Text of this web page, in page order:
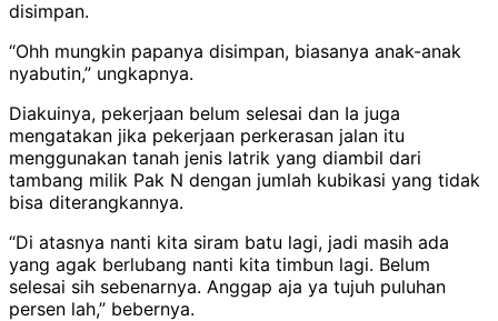
disimpan.
“Ohh mungkin papanya disimpan, biasanya anak-anak
nyabutin,” ungkapnya.
Diakuinya, pekerjaan belum selesai dan Ia juga
mengatakan jika pekerjaan perkerasan jalan itu
menggunakan tanah jenis latrik yang diambil dari
tambang milik Pak N dengan jumlah kubikasi yang tidak
bisa diterangkannya.
“Di atasnya nanti kita siram batu lagi, jadi masih ada
yang agak berlubang nanti kita timbun lagi. Belum
selesai sih sebenarnya. Anggap aja ya tujuh puluhan
persen lah,” bebernya.